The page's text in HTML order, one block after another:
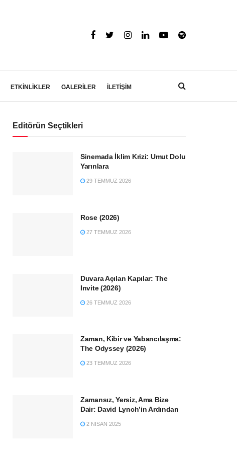
ETKİNLİKLER GALERİLER İLETİŞİM
Editörün Seçtikleri
Sinemada İklim Krizi: Umut Dolu
Yarınlara
29 TEMMUZ 2026
Rose (2026)
27 TEMMUZ 2026
Duvara Açılan Kapılar: The
Invite (2026)
26 TEMMUZ 2026
Zaman, Kibir ve Yabancılaşma:
The Odyssey (2026)
23 TEMMUZ 2026
Zamansız, Yersiz, Ama Bize
Dair: David Lynch’in Ardından
2 NISAN 2025